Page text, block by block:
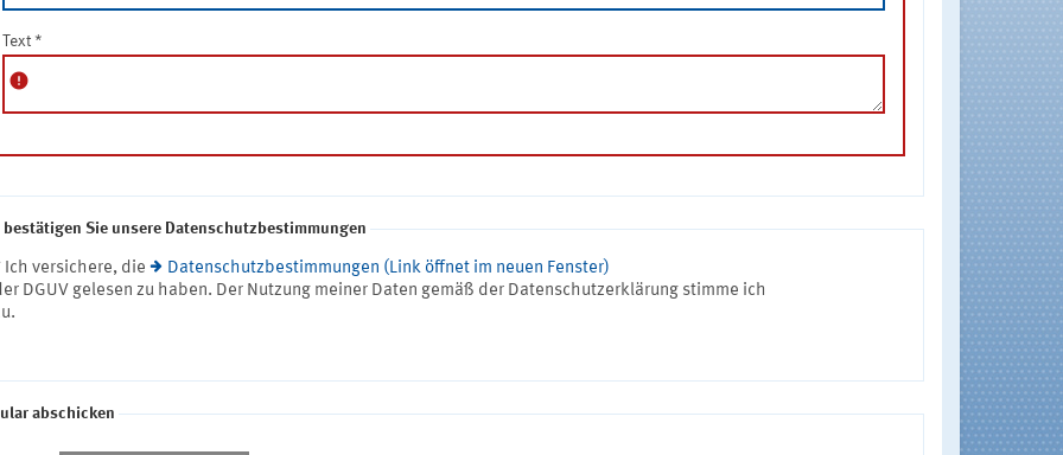
Text *
error
Sie unsere Datenschutzbestimmungen
Ich versichere, die
Datenschutzbestimmungen (Link öffnet im neuen Fenster)
DGUV gelesen zu haben. Der Nutzung meiner Daten gemäß der Datenschutzerklärung stimme ich
abschicken